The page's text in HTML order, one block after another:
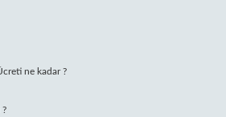
ne kadar ?